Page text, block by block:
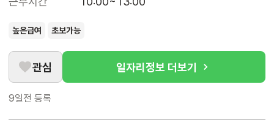
높은급여 초보가능
관심 일자리정보 더보기
9일전 등록